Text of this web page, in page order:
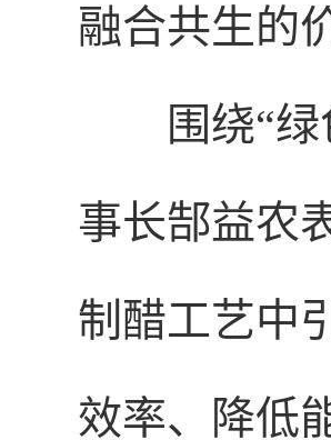
融合共生的
围绕“
事长郜益农
制醋工艺中
效率、降低